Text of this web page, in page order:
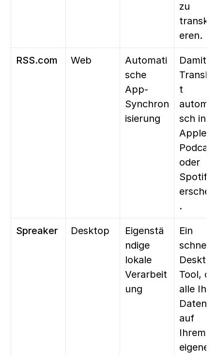
zu
eren.
RSS.com Web
Automati
sche
App-
Synchron
isierung
Damit
t
sch in
Apple
oder
Spotify
.
Spreaker Desktop
Eigenstä
ndige
lokale
Verarbeit
ung
Ein
Tool,
alle Ihre
Daten
auf
Ihrem
eigenen